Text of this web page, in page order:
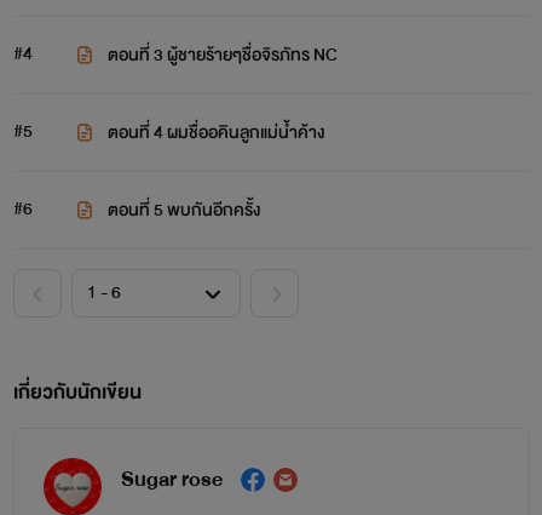
#4 ตอนที่ 3 ผู้ชายร้ายๆชื่อจิรภัทร NC
#5 ตอนที่ 4 ผมชื่ออคินลูกแม่น้ำค้าง
#6 ตอนที่ 5 พบกันอีกครั้ง
เกี่ยวกับนักเขียน
Sugar rose